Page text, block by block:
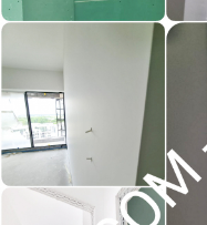
Blocuri
Cabinet Stomatologic
Cladiri Birouri
Fabrici Industriale
Garsoniera
Laborator Medical